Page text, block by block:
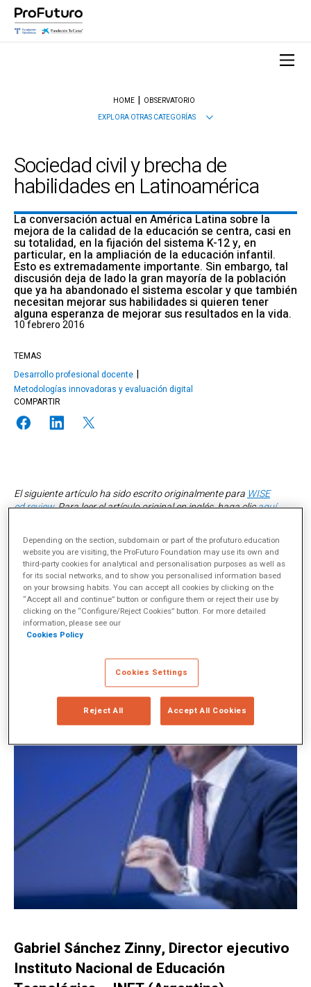
HOME
OBSERVATORIO
EXPLORA OTRAS CATEGORÍAS
Sociedad civil y brecha de
habilidades en Latinoamérica
La conversación actual en América Latina sobre la
mejora de la calidad de la educación se centra, casi en
su totalidad, en la fijación del sistema K-12 y, en
particular, en la ampliación de la educación infantil.
Esto es extremadamente importante. Sin embargo, tal
discusión deja de lado la gran mayoría de la población
que ya ha abandonado el sistema escolar y que también
necesitan mejorar sus habilidades si quieren tener
alguna esperanza de mejorar sus resultados en la vida.
10 febrero 2016
TEMAS
Desarrollo profesional docente
Metodologías innovadoras y evaluación digital
COMPARTIR
El siguiente artículo ha sido escrito originalmente para WISE
ed.review. Para leer el artículo original en inglés, haga clicaquí.
Este artículo es parte de unaserie de soluciones innovadoras
para hacer frente a los principales retos de la educación en
América Latina (parte 2 de 5).
Gabriel Sánchez Zinny, Director ejecutivo
Instituto Nacional de Educación
Depending on the section, subdomain or part of the profuturo.education
website you are visiting, the ProFuturo Foundation may use its own and
third-party cookies for analytical and personalisation purposes as well as
for its social networks, and to show you personalised information based
on your browsing habits. You can accept all cookies by clicking on the
“Accept all and continue” button or configure them or reject their use by
clicking on the “Configure/Reject Cookies” button. For more detailed
information, please see our
Cookies Policy
Cookies Settings
Reject All Accept All Cookies